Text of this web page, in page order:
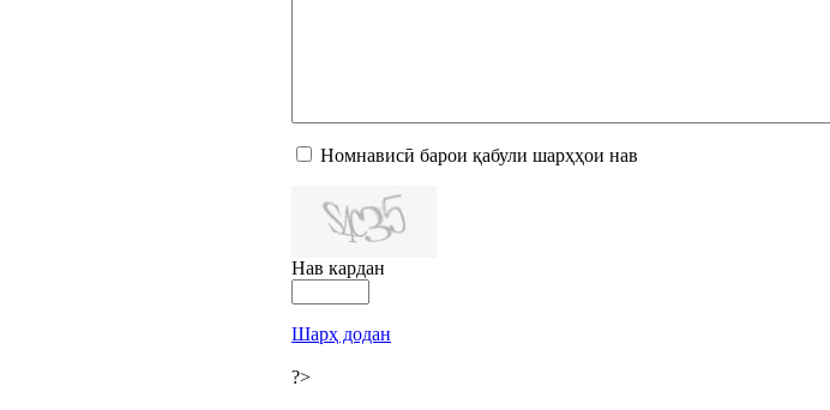
Номнависӣ барои қабули шарҳҳои нав
Нав кардан
Шарҳ додан
?>